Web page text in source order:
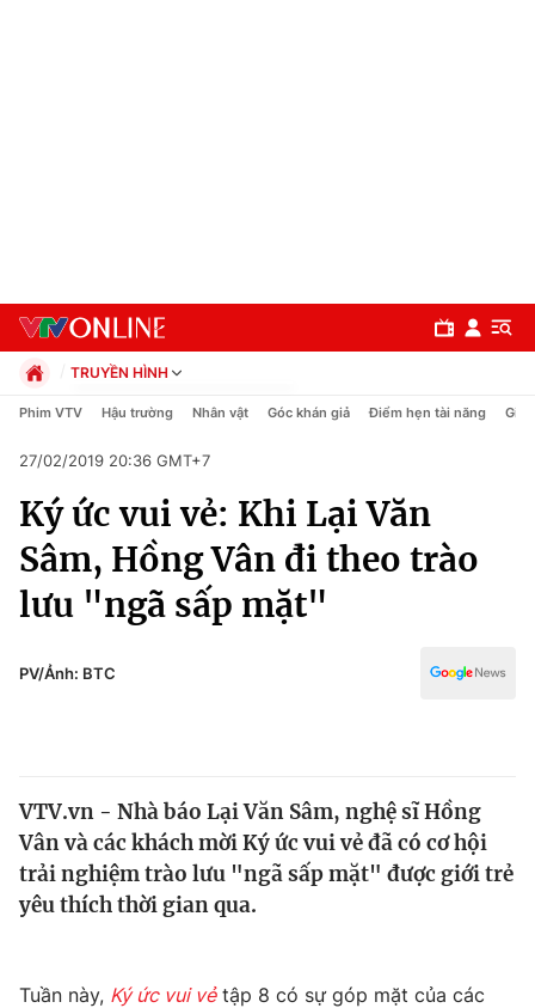
Chuyên mục
Chính trị
Xã hội
Pháp luật
Thế giới
Tin tức
Thế giới đó đây
Kinh tế
Thị trường
TRUYỀN HÌNH
Chính trị
Pháp luật
Kinh tế
Thể thao
Truyền hình
Văn hóa - Giải trí
Phim VTV Hậu trường Nhân vật Góc khán giả Điểm hẹn tài năng Giải
27/02/2019 20:36 GMT+7
Ký ức vui vẻ: Khi Lại Văn
Sâm, Hồng Vân đi theo trào
lưu "ngã sấp mặt"
PV/Ảnh: BTC
VTV.vn - Nhà báo Lại Văn Sâm, nghệ sĩ Hồng
Vân và các khách mời Ký ức vui vẻ đã có cơ hội
trải nghiệm trào lưu "ngã sấp mặt" được giới trẻ
yêu thích thời gian qua.
Tuần này, Ký ức vui vẻtập 8 có sự góp mặt của các